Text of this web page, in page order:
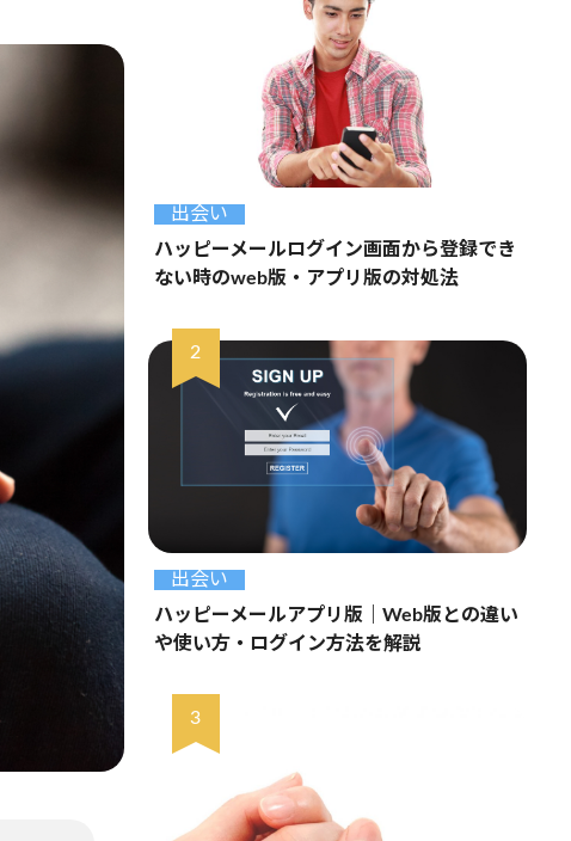
出会い
ハッピーメールログイン画面から登録でき
ない時のweb版・アプリ版の対処法
出会い
ハッピーメールアプリ版｜Web版との違い
や使い方・ログイン方法を解説